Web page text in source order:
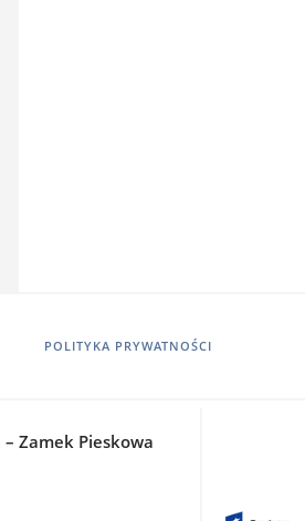
POLITYKA PRYWATNOŚCI
Zamek Pieskowa